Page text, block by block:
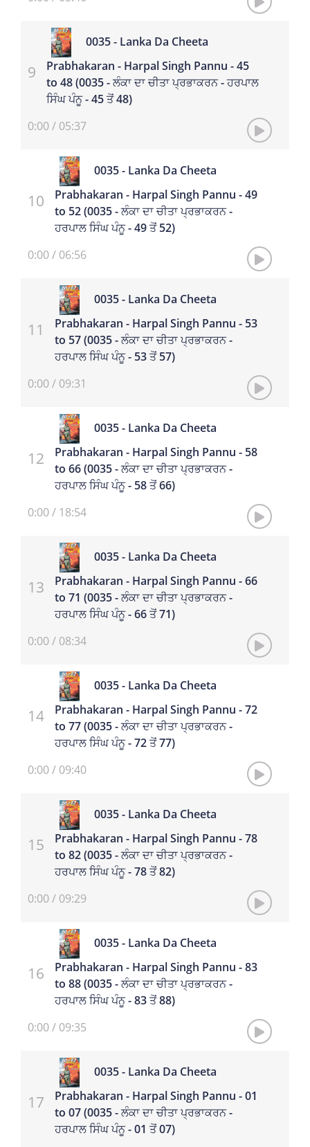
0035 - Lanka Da Cheeta
Prabhakaran - Harpal Singh Pannu - 45
to 48 (0035 - ਲੰਕਾ ਦਾ ਚੀਤਾ ਪ੍ਰਭਾਕਰਨ - ਹਰਪਾਲ
ਸਿੰਘ ਪੰਨੂ - 45 ਤੋਂ 48)
0:00/ 05:37
0035 - Lanka Da Cheeta
Prabhakaran - Harpal Singh Pannu - 49
to 52 (0035 - ਲੰਕਾ ਦਾ ਚੀਤਾ ਪ੍ਰਭਾਕਰਨ -
ਹਰਪਾਲ ਸਿੰਘ ਪੰਨੂ - 49 ਤੋਂ 52)
0:00/ 06:56
0035 - Lanka Da Cheeta
Prabhakaran - Harpal Singh Pannu - 53
to 57 (0035 - ਲੰਕਾ ਦਾ ਚੀਤਾ ਪ੍ਰਭਾਕਰਨ -
ਹਰਪਾਲ ਸਿੰਘ ਪੰਨੂ - 53 ਤੋਂ 57)
0:00/ 09:31
0035 - Lanka Da Cheeta
Prabhakaran - Harpal Singh Pannu - 58
to 66 (0035 - ਲੰਕਾ ਦਾ ਚੀਤਾ ਪ੍ਰਭਾਕਰਨ -
ਹਰਪਾਲ ਸਿੰਘ ਪੰਨੂ - 58 ਤੋਂ 66)
0:00/ 18:54
0035 - Lanka Da Cheeta
Prabhakaran - Harpal Singh Pannu - 66
to 71 (0035 - ਲੰਕਾ ਦਾ ਚੀਤਾ ਪ੍ਰਭਾਕਰਨ -
ਹਰਪਾਲ ਸਿੰਘ ਪੰਨੂ - 66 ਤੋਂ 71)
0:00/ 08:34
0035 - Lanka Da Cheeta
Prabhakaran - Harpal Singh Pannu - 72
to 77 (0035 - ਲੰਕਾ ਦਾ ਚੀਤਾ ਪ੍ਰਭਾਕਰਨ -
ਹਰਪਾਲ ਸਿੰਘ ਪੰਨੂ - 72 ਤੋਂ 77)
0:00/ 09:40
0035 - Lanka Da Cheeta
Prabhakaran - Harpal Singh Pannu - 78
to 82 (0035 - ਲੰਕਾ ਦਾ ਚੀਤਾ ਪ੍ਰਭਾਕਰਨ -
ਹਰਪਾਲ ਸਿੰਘ ਪੰਨੂ - 78 ਤੋਂ 82)
0:00/ 09:29
0035 - Lanka Da Cheeta
Prabhakaran - Harpal Singh Pannu - 83
to 88 (0035 - ਲੰਕਾ ਦਾ ਚੀਤਾ ਪ੍ਰਭਾਕਰਨ -
ਹਰਪਾਲ ਸਿੰਘ ਪੰਨੂ - 83 ਤੋਂ 88)
0:00/ 09:35
0035 - Lanka Da Cheeta
Prabhakaran - Harpal Singh Pannu - 01
to 07 (0035 - ਲੰਕਾ ਦਾ ਚੀਤਾ ਪ੍ਰਭਾਕਰਨ -
ਹਰਪਾਲ ਸਿੰਘ ਪੰਨੂ - 01 ਤੋਂ 07)